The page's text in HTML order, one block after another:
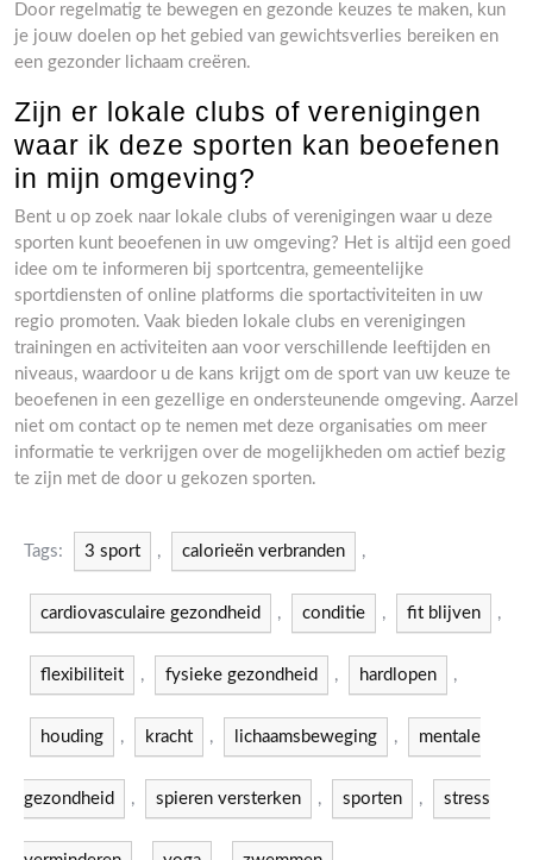
Door regelmatig te bewegen en gezonde keuzes te maken, kun
je jouw doelen op het gebied van gewichtsverlies bereiken en
een gezonder lichaam creëren.
Zijn er lokale clubs of verenigingen
waar ik deze sporten kan beoefenen
in mijn omgeving?
Bent u op zoek naar lokale clubs of verenigingen waar u deze
sporten kunt beoefenen in uw omgeving? Het is altijd een goed
idee om te informeren bij sportcentra, gemeentelijke
sportdiensten of online platforms die sportactiviteiten in uw
regio promoten. Vaak bieden lokale clubs en verenigingen
trainingen en activiteiten aan voor verschillende leeftijden en
niveaus, waardoor u de kans krijgt om de sport van uw keuze te
beoefenen in een gezellige en ondersteunende omgeving. Aarzel
niet om contact op te nemen met deze organisaties om meer
informatie te verkrijgen over de mogelijkheden om actief bezig
te zijn met de door u gekozen sporten.
Tags: 3 sport , calorieën verbranden ,
cardiovasculaire gezondheid , conditie , fit blijven ,
flexibiliteit , fysieke gezondheid , hardlopen ,
houding , kracht , lichaamsbeweging , mentale
gezondheid , spieren versterken , sporten , stress